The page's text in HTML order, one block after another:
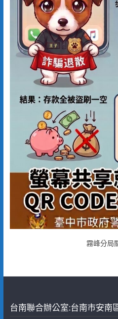
霧峰分局
台南聯合辦公室:台南市安南